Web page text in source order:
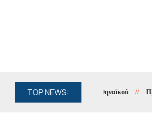
TOP NEWS:
η πρόκριση του Παναθηναϊκού //